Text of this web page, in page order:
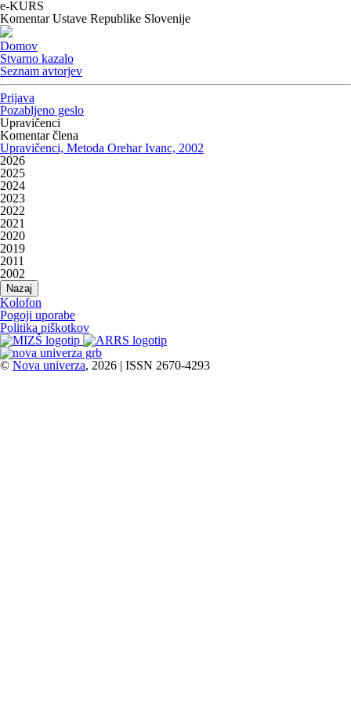
e-KURS
Komentar Ustave Republike Slovenije
Domov
Stvarno kazalo
Seznam avtorjev
Prijava
Pozabljeno geslo
Upravičenci
Komentar člena
Upravičenci, Metoda Orehar Ivanc, 2002
2026
2025
2024
2023
2022
2021
2020
2019
2011
2002
Nazaj
Kolofon
Pogoji uporabe
Politika piškotkov
© Nova univerza, 2026 | ISSN 2670-4293